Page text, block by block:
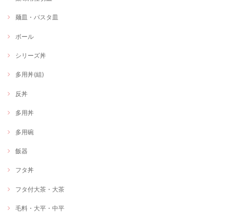
麺皿・パスタ皿
ボール
シリーズ丼
多用丼(組)
反丼
多用丼
多用碗
飯器
フタ丼
フタ付大茶・大茶
毛料・大平・中平